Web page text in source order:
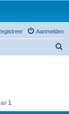
Aanmelden
1